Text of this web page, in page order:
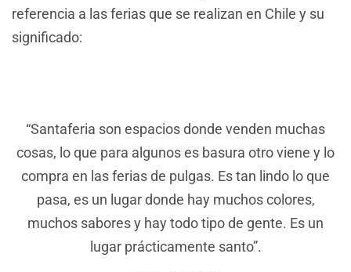
referencia a las ferias que se realizan en Chile y su
significado:
“Santaferia son espacios donde venden muchas
cosas, lo que para algunos es basura otro viene y lo
compra en las ferias de pulgas. Es tan lindo lo que
pasa, es un lugar donde hay muchos colores,
muchos sabores y hay todo tipo de gente. Es un
lugar prácticamente santo”.